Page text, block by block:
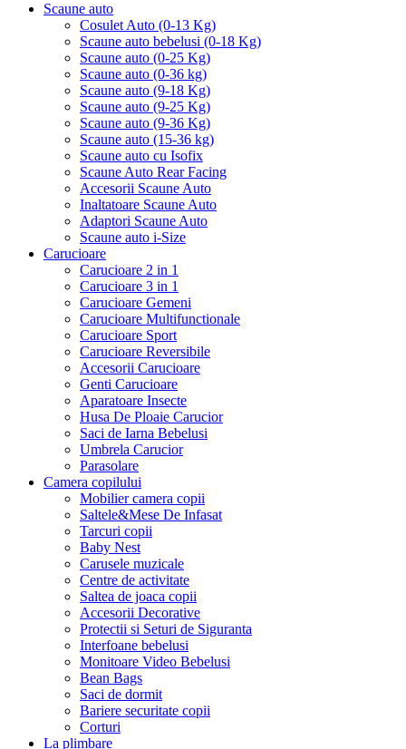
Scaune auto
Cosulet Auto (0-13 Kg)
Scaune auto bebelusi (0-18 Kg)
Scaune auto (0-25 Kg)
Scaune auto (0-36 kg)
Scaune auto (9-18 Kg)
Scaune auto (9-25 Kg)
Scaune auto (9-36 Kg)
Scaune auto (15-36 kg)
Scaune auto cu Isofix
Scaune Auto Rear Facing
Accesorii Scaune Auto
Inaltatoare Scaune Auto
Adaptori Scaune Auto
Scaune auto i-Size
Carucioare
Carucioare 2 in 1
Carucioare 3 in 1
Carucioare Gemeni
Carucioare Multifunctionale
Carucioare Sport
Carucioare Reversibile
Accesorii Carucioare
Genti Carucioare
Aparatoare Insecte
Husa De Ploaie Carucior
Saci de Iarna Bebelusi
Umbrela Carucior
Parasolare
Camera copilului
Mobilier camera copii
Saltele&Mese De Infasat
Tarcuri copii
Baby Nest
Carusele muzicale
Centre de activitate
Saltea de joaca copii
Accesorii Decorative
Protectii si Seturi de Siguranta
Interfoane bebelusi
Monitoare Video Bebelusi
Bean Bags
Saci de dormit
Bariere securitate copii
Corturi
La plimbare